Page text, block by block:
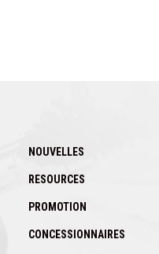
NOUVELLES
RESOURCES
PROMOTION
CONCESSIONNAIRES